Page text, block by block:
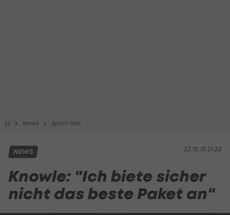
News Sport-Mix
22.10.15 21:22
NEWS
Knowle: "Ich biete sicher
nicht das beste Paket an"